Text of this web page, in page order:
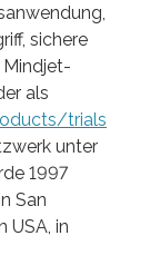
sichere
als
trials
unter
1997
San
USA, in